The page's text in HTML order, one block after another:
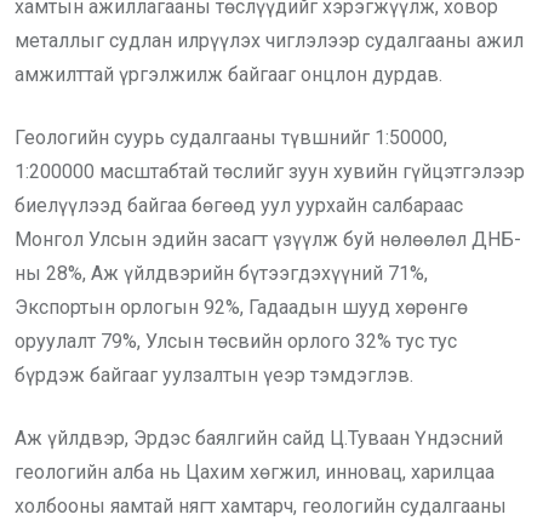
хамтын ажиллагааны төслүүдийг хэрэгжүүлж, ховор
металлыг судлан илрүүлэх чиглэлээр судалгааны ажил
амжилттай үргэлжилж байгааг онцлон дурдав.
Геологийн суурь судалгааны түвшнийг 1:50000,
1:200000 масштабтай төслийг зуун хувийн гүйцэтгэлээр
биелүүлээд байгаа бөгөөд уул уурхайн салбараас
Монгол Улсын эдийн засагт үзүүлж буй нөлөөлөл ДНБ-
ны 28%, Аж үйлдвэрийн бүтээгдэхүүний 71%,
Экспортын орлогын 92%, Гадаадын шууд хөрөнгө
оруулалт 79%, Улсын төсвийн орлого 32% тус тус
бүрдэж байгааг уулзалтын үеэр тэмдэглэв.
Аж үйлдвэр, Эрдэс баялгийн сайд Ц.Туваан Үндэсний
геологийн алба нь Цахим хөгжил, инновац, харилцаа
холбооны яамтай нягт хамтарч, геологийн судалгааны